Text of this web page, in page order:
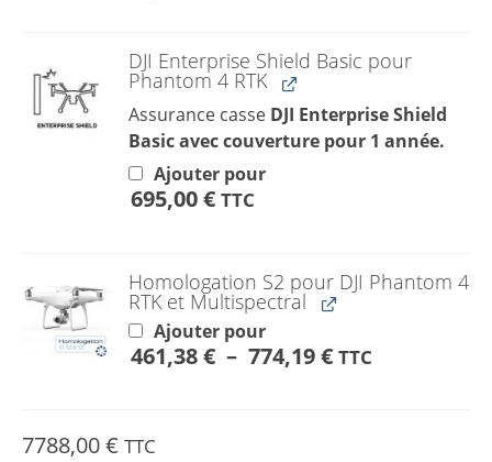
DJI Enterprise Shield Basic pour
Phantom 4 RTK
Assurance casse DJI Enterprise Shield
Basic avec couverture pour 1 année.
Ajouter pour
695,00€ TTC
Homologation S2 pour DJI Phantom 4
RTK et Multispectral
Ajouter pour
461,38€ – 774,19€Plage
de
TTC
7788,00€ TTC